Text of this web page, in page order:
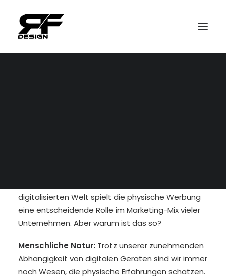
digitalisierten Welt spielt die physische Werbung
eine entscheidende Rolle im Marketing-Mix vieler
Unternehmen. Aber warum ist das so?
Menschliche Natur: Trotz unserer zunehmenden
Abhängigkeit von digitalen Geräten sind wir immer
noch Wesen, die physische Erfahrungen schätzen.